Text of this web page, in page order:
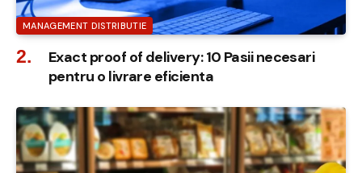
MANAGEMENT DISTRIBUTIE
Exact proof of delivery: 10 Pasii necesari
pentru o livrare eficienta